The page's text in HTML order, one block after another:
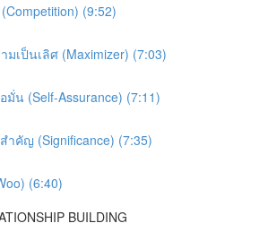
(9:52)
มเป็นเลิศ (Maximizer) (7:03)
มั่น (Self-Assurance) (7:11)
ำคัญ (Significance) (7:35)
(6:40)
BUILDING